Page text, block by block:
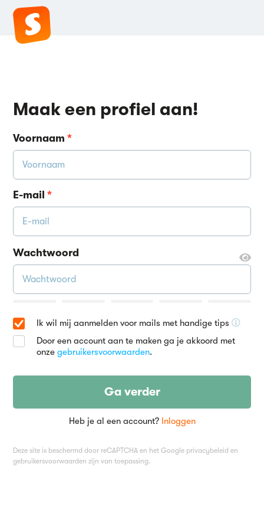
Maak een profiel aan!
Voornaam*
E-mail*
Wachtwoord
Ik wil mij aanmelden voor mails met handige tips
Door een account aan te maken ga je akkoord met
onzegebruikersvoorwaarden.
Deze site is beschermd door reCAPTCHA en het Google privacybeleid en
gebruikersvoorwaarden zijn van toepassing.
Ga verder
Heb je al een account? Inloggen